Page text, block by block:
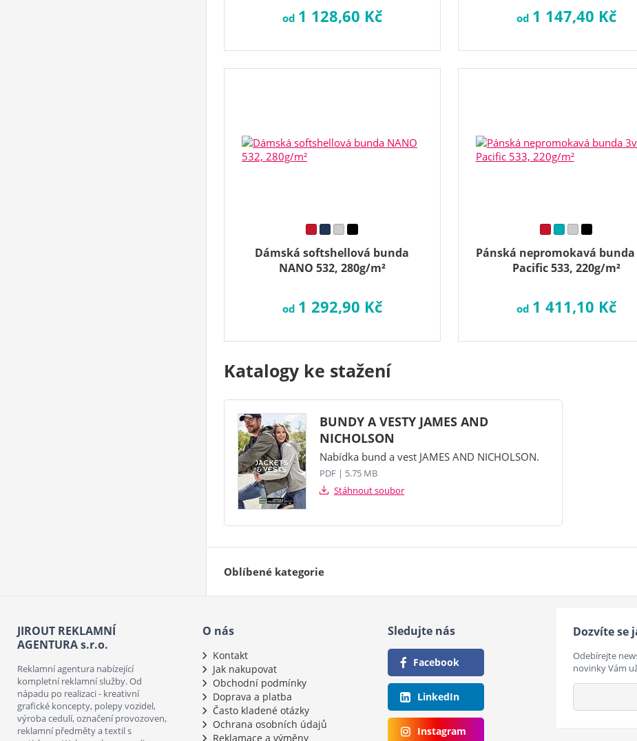
od 1 128,60 Kč od 1 147,40 Kč
Dámská softshellová bunda
NANO 532, 280g/m²
od 1 292,90 Kč
Pánská nepromokavá bunda
Pacific 533, 220g/m²
od 1 411,10 Kč
Katalogy ke stažení
BUNDY A VESTY JAMES AND
NICHOLSON
Nabídka bund a vest JAMES AND NICHOLSON.
PDF | 5.75 MB
Stáhnout soubor
Oblíbené kategorie
JIROUT REKLAMNÍ
AGENTURA s.r.o.
Reklamní agentura nabízející
kompletní reklamní služby. Od
nápadu po realizaci - kreativní
grafické koncepty, polepy vozidel,
výroba cedulí, označení provozoven,
reklamní předměty a textil s
O nás
Kontakt
Jak nakupovat
Obchodní podmínky
Doprava a platba
Často kladené otázky
Ochrana osobních údajů
Reklamace a výměny
Sledujte nás
Facebook
LinkedIn
Instagram
Dozvíte se
Odebírejte
novinky Vám